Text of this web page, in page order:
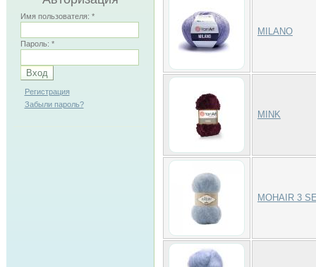
Имя пользователя: *
Пароль: *
Регистрация
Забыли пароль?
MILANO
MINK
MOHAIR 3